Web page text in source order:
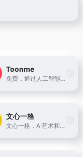
Toonme
免费，通过人工智能生成3D卡通头像，还可以调整不同风格
文心一格
文心一格，AI艺术和创意辅助平台，依托飞桨、文心大模型的技术创新推出的“AI作画”产品，可轻松驾驭多种风格，人人皆可“一语成画”